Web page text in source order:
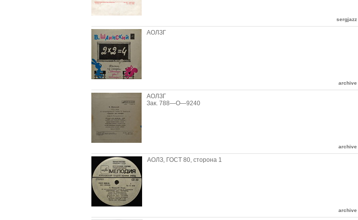
sergjazz
АОЛЗГ
archive
АОЛЗГ
Зак. 788—О—9240
archive
АОЛЗ, ГОСТ 80, сторона 1
archive